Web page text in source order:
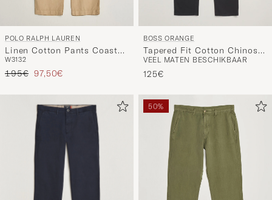
POLO RALPH LAUREN
Linen Cotton Pants Coastal
Beige
W3132
Reguliere prijs
195€ Verlaagd prijs
97,50€
BOSS ORANGE
Tapered Fit Cotton Chinos
Black
VEEL MATEN BESCHIKBAAR
125€
50%